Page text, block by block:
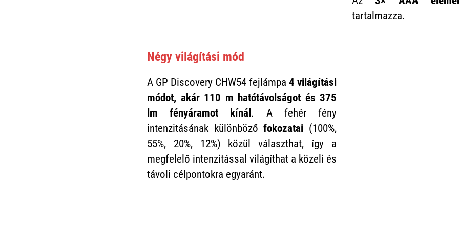
tartalmazza.
Négy világítási mód
A GP Discovery CHW54 fejlámpa 4 világítási
módot, akár 110 m hatótávolságot és 375
lm fényáramot kínál . A fehér fény
intenzitásának különbözőfokozatai (100%,
55%, 20%, 12%) közül választhat, így a
megfelelő intenzitással világíthat a közeli és
távoli célpontokra egyaránt.